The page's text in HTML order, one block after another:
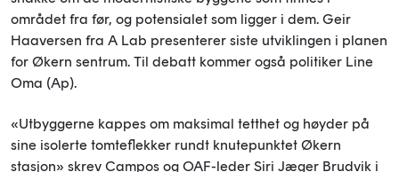
området fra før, og potensialet som ligger i dem. Geir
Haaversen fra A Lab presenterer siste utviklingen i planen
for Økern sentrum. Til debatt kommer også politiker Line
Oma (Ap).
«Utbyggerne kappes om maksimal tetthet og høyder på
sine isolerte tomteflekker rundt knutepunktet Økern
stasjon» skrev Campos og OAF-leder Siri Jæger Brudvik i